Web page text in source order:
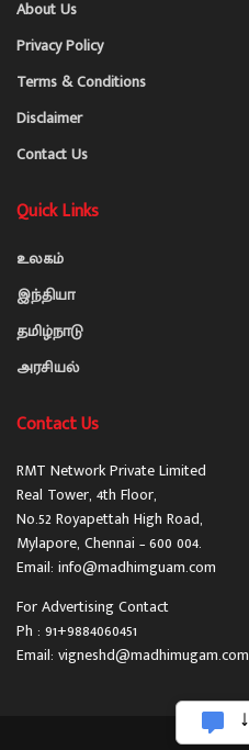
About Us
Privacy Policy
Terms & Conditions
Disclaimer
Contact Us
Quick Links
உலகம்
இந்தியா
தமிழ்நாடு
அரசியல்
Contact Us
RMT Network Private Limited
Real Tower, 4th Floor,
No.52 Royapettah High Road,
Mylapore, Chennai – 600 004.
Email: info@madhimguam.com
For Advertising Contact
Ph : 91+9884060451
Email: vigneshd@madhimugam.com